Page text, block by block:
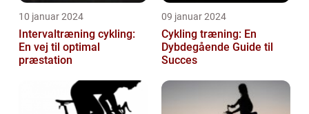
10 januar 2024
Intervaltræning cykling:
En vej til optimal
præstation
09 januar 2024
Cykling træning: En
Dybdegående Guide til
Succes